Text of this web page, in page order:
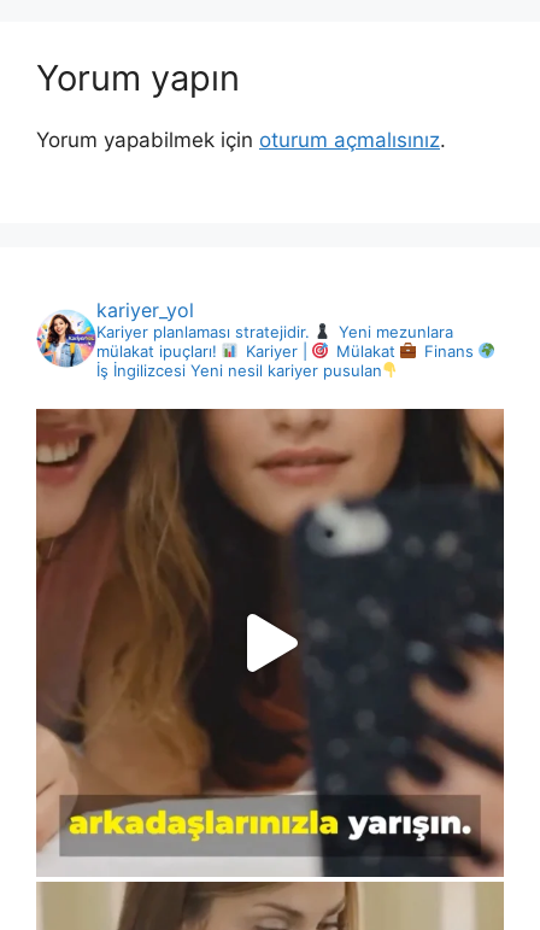
Yorum yapın
Yorum yapabilmek için oturum açmalısınız.
kariyer_yol
Kariyer planlaması stratejidir.
Yeni mezunlara
mülakat ipuçları!
Kariyer | Mülakat
Finans
İş İngilizcesi Yeni nesil kariyer pusulan